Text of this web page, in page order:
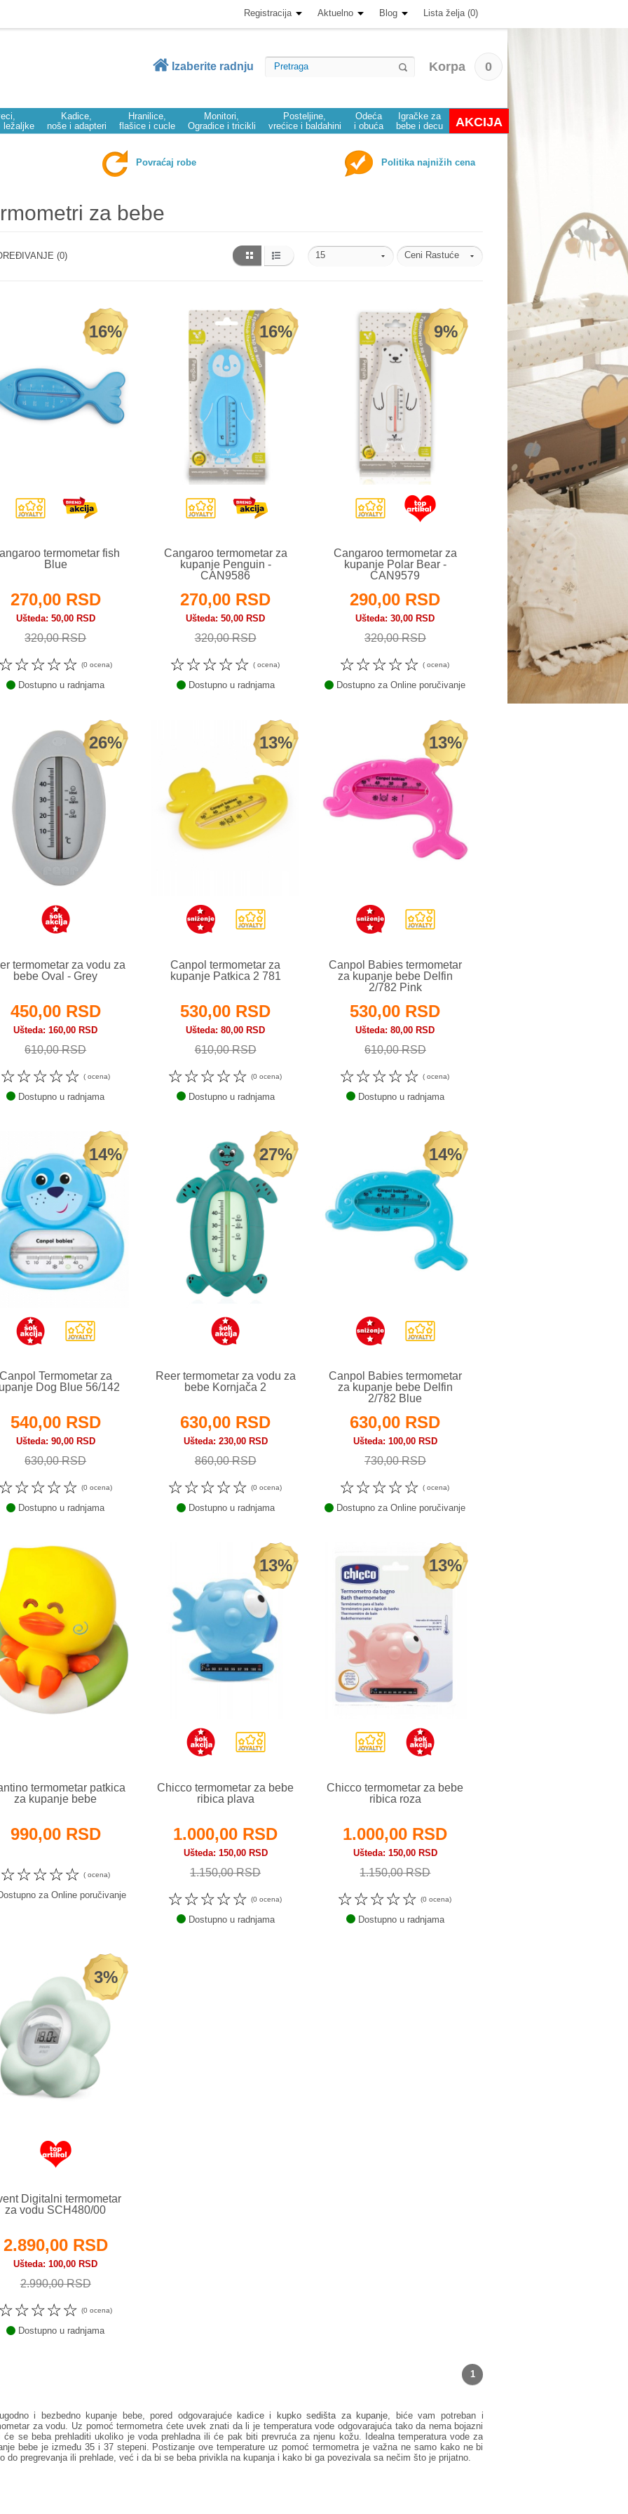
Registracija Aktuelno Blog Lista želja (0)
Izaberite radnju Korpa 0
ležaljke
Kadice,
noše i adapteri
Hranilice,
flašice i cucle
Monitori,
Ogradice i tricikli
Posteljine,
vrećice i baldahini
Odeća
i obuća
Igračke za
bebe i decu
AKCIJA
Povraćaj robe Politika najnižih cena
za bebe
(0)
16%
termometar fish
Blue
270,00 RSD
Ušteda 50,00 RSD
320,00 RSD
☆
☆
☆
☆ (0 ocena)
Dostupno u radnjama
16%
Cangaroo termometar za
kupanje Penguin -
CAN9586
270,00 RSD
Ušteda 50,00 RSD
320,00 RSD
☆
☆
☆
☆
☆ ( ocena)
Dostupno u radnjama
9%
Cangaroo termometar za
kupanje Polar Bear -
CAN9579
290,00 RSD
Ušteda 30,00 RSD
320,00 RSD
☆
☆
☆
☆
☆ ( ocena)
Dostupno za Online poručivanje
26%
termometar za vodu za
bebe Oval - Grey
450,00 RSD
Ušteda 160,00 RSD
610,00 RSD
☆
☆
☆
☆
☆ ( ocena)
Dostupno u radnjama
13%
Canpol termometar za
kupanje Patkica 2 781
530,00 RSD
Ušteda 80,00 RSD
610,00 RSD
☆
☆
☆
☆
☆ (0 ocena)
Dostupno u radnjama
13%
Canpol Babies termometar
za kupanje bebe Delfin
2/782 Pink
530,00 RSD
Ušteda 80,00 RSD
610,00 RSD
☆
☆
☆
☆
☆ ( ocena)
Dostupno u radnjama
14%
Termometar za
Dog Blue 56/142
540,00 RSD
Ušteda 90,00 RSD
630,00 RSD
☆
☆
☆
☆ (0 ocena)
Dostupno u radnjama
27%
Reer termometar za vodu za
bebe Kornjača 2
630,00 RSD
Ušteda 230,00 RSD
860,00 RSD
☆
☆
☆
☆
☆ (0 ocena)
Dostupno u radnjama
14%
Canpol Babies termometar
za kupanje bebe Delfin
2/782 Blue
630,00 RSD
Ušteda 100,00 RSD
730,00 RSD
☆
☆
☆
☆
☆ ( ocena)
Dostupno za Online poručivanje
termometar patkica
za kupanje bebe
990,00 RSD
☆
☆
☆
☆
☆ ( ocena)
za Online poručivanje
13%
Chicco termometar za bebe
ribica plava
1.000,00 RSD
Ušteda 150,00 RSD
1.150,00 RSD
☆
☆
☆
☆
☆ (0 ocena)
Dostupno u radnjama
13%
Chicco termometar za bebe
ribica roza
1.000,00 RSD
Ušteda 150,00 RSD
1.150,00 RSD
☆
☆
☆
☆
☆ (0 ocena)
Dostupno u radnjama
3%
Digitalni termometar
za vodu SCH480/00
2.890,00 RSD
Ušteda 100,00 RSD
2.990,00 RSD
☆
☆
☆
☆ (0 ocena)
Dostupno u radnjama
1
i bezbedno kupanje bebe, pored odgovarajuće kadicei kupko sedišta za kupanje , biće vam potreban i
za vodu. Uz pomoć termometra ćete uvek znati da li je temperatura vode odgovarajuća tako da nema bojazni
će se beba prehladiti ukoliko je voda prehladna ili će pak biti prevruća za njenu kožu. Idealna temperatura vode za
bebe je između 35 i 37 stepeni. Postizanje ove temperature uz pomoć termometra je važna ne samo kako ne bi
do pregrevanja ili prehlade, već i da bi se beba privikla na kupanja i kako bi ga povezivala sa nečim što je prijatno.